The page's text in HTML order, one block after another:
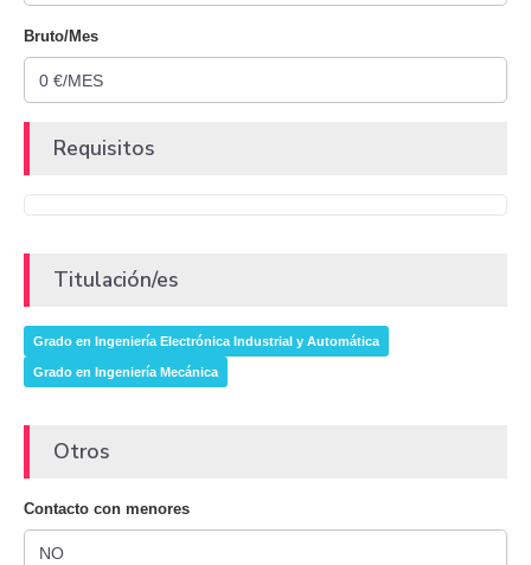
Bruto/Mes
Requisitos
Titulación/es
Grado en Ingeniería Electrónica Industrial y Automática
Grado en Ingeniería Mecánica
Otros
Contacto con menores